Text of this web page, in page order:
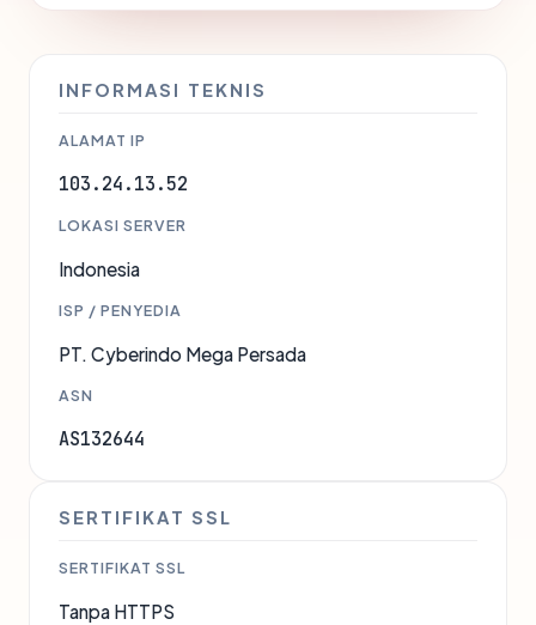
INFORMASI TEKNIS
ALAMAT IP
103.24.13.52
LOKASI SERVER
Indonesia
ISP / PENYEDIA
PT. Cyberindo Mega Persada
ASN
AS132644
SERTIFIKAT SSL
SERTIFIKAT SSL
Tanpa HTTPS